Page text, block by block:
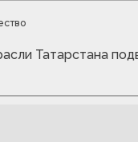
Татарстана